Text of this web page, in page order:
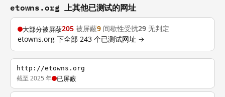
etowns.org 上其他已测试的网址
大部分被屏蔽205 被屏蔽9 间歇性受扰29 无判定
etowns.org 下全部 243 个已测试网址 →
http://etowns.org
截至 2025 年 已屏蔽